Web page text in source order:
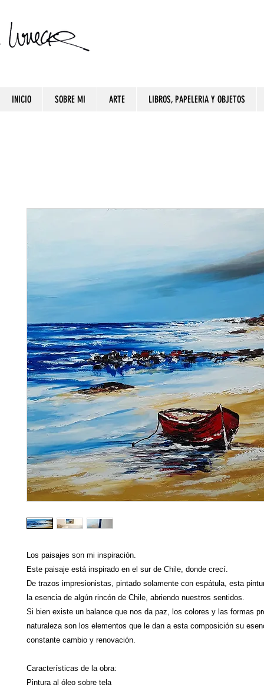
INICIO SOBRE MI ARTE LIBROS, PAPELERIA Y OBJETOS
Los paisajes son mi inspiración.
Este paisaje está inspirado en el sur de Chile, donde crecí.
De trazos impresionistas, pintado solamente con espátula, esta
la esencia de algún rincón de Chile, abriendo nuestros sentidos.
Si bien existe un balance que nos da paz, los colores y las formas
naturaleza son los elementos que le dan a esta composición su
constante cambio y renovación.
Características de la obra:
Pintura al óleo sobre tela